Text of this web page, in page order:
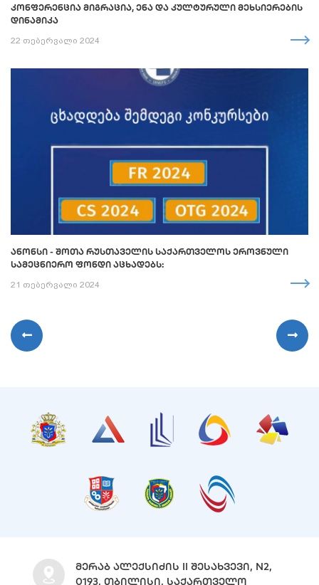
ᲙᲝᲜᲤᲔᲠᲔᲜᲪᲘᲐ ᲛᲘᲒᲠᲐᲪᲘᲐ, ᲔᲜᲐ ᲓᲐ ᲙᲣᲚᲢᲣᲠᲣᲚᲘ ᲛᲔᲮᲡᲘᲔᲠᲔᲑᲘᲡ
ᲓᲘᲜᲐᲛᲘᲙᲐ
22 თებერვალი 2024
ᲐᲜᲝᲜᲡᲘ - ᲨᲝᲗᲐ ᲠᲣᲡᲗᲐᲕᲔᲚᲘᲡ ᲡᲐᲥᲐᲠᲗᲕᲔᲚᲝᲡ ᲔᲠᲝᲕᲜᲣᲚᲘ
ᲡᲐᲛᲔᲪᲜᲘᲔᲠᲝ ᲤᲝᲜᲓᲘ ᲐᲪᲮᲐᲓᲔᲑᲡ:
21 თებერვალი 2024
ᲛᲔᲠᲐᲑ ᲐᲚᲔᲥᲡᲘᲫᲘᲡ II ᲨᲔᲡᲐᲮᲕᲔᲕᲘ, N2,
0193, ᲗᲑᲘᲚᲘᲡᲘ, ᲡᲐᲥᲐᲠᲗᲕᲔᲚᲝ